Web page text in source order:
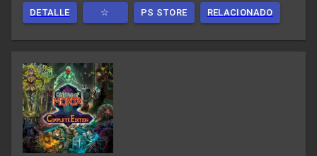
DETALLE ☆ PS STORE RELACIONADO